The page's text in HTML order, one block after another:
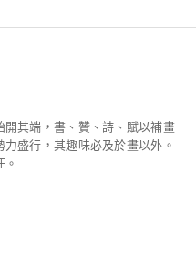
其端，書、贊、詩、賦以補畫
盛行，其趣味必及於畫以外。